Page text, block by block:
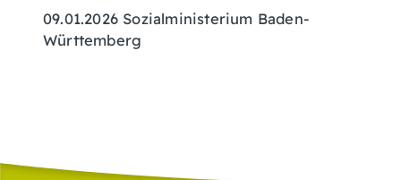
09.01.2026 Sozialministerium Baden-
Württemberg